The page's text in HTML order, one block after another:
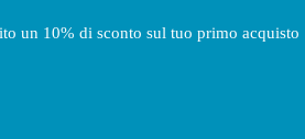
un 10% di sconto sul tuo primo acquisto